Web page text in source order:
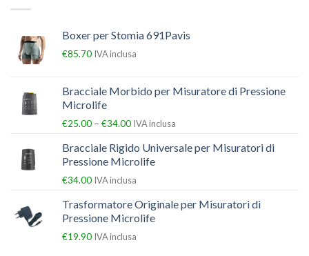
Boxer per Stomia 691Pavis
€85.70 IVA inclusa
Bracciale Morbido per Misuratore di Pressione
Microlife
€25.00 – €34.00 IVA inclusa
Bracciale Rigido Universale per Misuratori di
Pressione Microlife
€34.00 IVA inclusa
Trasformatore Originale per Misuratori di
Pressione Microlife
€19.90 IVA inclusa